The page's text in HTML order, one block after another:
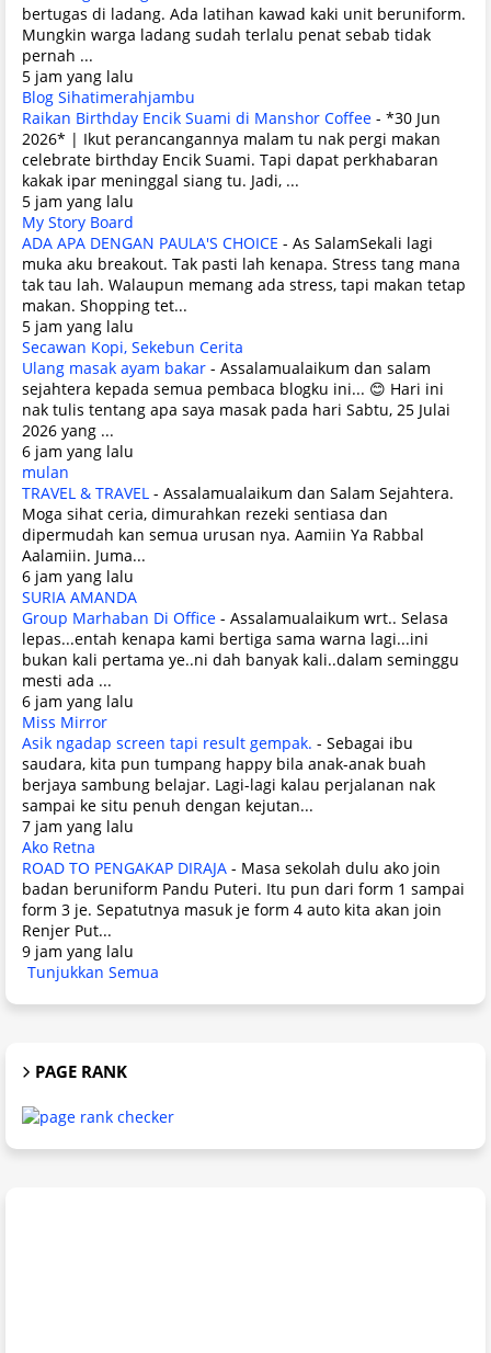
bertugas di ladang. Ada latihan kawad kaki unit beruniform.
Mungkin warga ladang sudah terlalu penat sebab tidak
pernah ...
5 jam yang lalu
Blog Sihatimerahjambu
Raikan Birthday Encik Suami di Manshor Coffee - *30 Jun
2026* | Ikut perancangannya malam tu nak pergi makan
celebrate birthday Encik Suami. Tapi dapat perkhabaran
kakak ipar meninggal siang tu. Jadi, ...
5 jam yang lalu
My Story Board
ADA APA DENGAN PAULA'S CHOICE - As SalamSekali lagi
muka aku breakout. Tak pasti lah kenapa. Stress tang mana
tak tau lah. Walaupun memang ada stress, tapi makan tetap
makan. Shopping tet...
5 jam yang lalu
Secawan Kopi, Sekebun Cerita
Ulang masak ayam bakar - Assalamualaikum dan salam
sejahtera kepada semua pembaca blogku ini... 😊 Hari ini
nak tulis tentang apa saya masak pada hari Sabtu, 25 Julai
2026 yang ...
6 jam yang lalu
mulan
TRAVEL & TRAVEL - Assalamualaikum dan Salam Sejahtera.
Moga sihat ceria, dimurahkan rezeki sentiasa dan
dipermudah kan semua urusan nya. Aamiin Ya Rabbal
Aalamiin. Juma...
6 jam yang lalu
SURIA AMANDA
Group Marhaban Di Office - Assalamualaikum wrt.. Selasa
lepas...entah kenapa kami bertiga sama warna lagi...ini
bukan kali pertama ye..ni dah banyak kali..dalam seminggu
mesti ada ...
6 jam yang lalu
Miss Mirror
Asik ngadap screen tapi result gempak. - Sebagai ibu
saudara, kita pun tumpang happy bila anak-anak buah
berjaya sambung belajar. Lagi-lagi kalau perjalanan nak
sampai ke situ penuh dengan kejutan...
7 jam yang lalu
Ako Retna
ROAD TO PENGAKAP DIRAJA - Masa sekolah dulu ako join
badan beruniform Pandu Puteri. Itu pun dari form 1 sampai
form 3 je. Sepatutnya masuk je form 4 auto kita akan join
Renjer Put...
9 jam yang lalu
Tunjukkan Semua
PAGE RANK